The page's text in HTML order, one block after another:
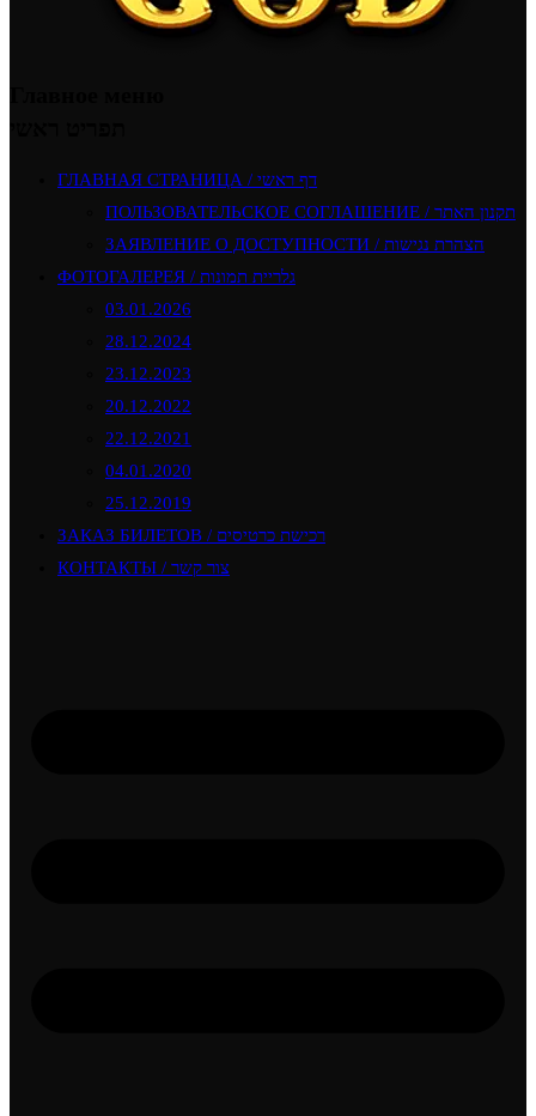
ГЛАВНАЯ СТРАНИЦА / דף ראשי
ПОЛЬЗОВАТЕЛЬСКОЕ СОГЛАШЕНИЕ / תקנון האתר
ЗАЯВЛЕНИЕ О ДОСТУПНОСТИ / הצהרת נגישות
ФОТОГАЛЕРЕЯ / גלריית תמונות
03.01.2026
28.12.2024
23.12.2023
20.12.2022
22.12.2021
04.01.2020
25.12.2019
ЗАКАЗ БИЛЕТОВ / רכישת כרטיסים
КОНТАКТЫ / צור קשר